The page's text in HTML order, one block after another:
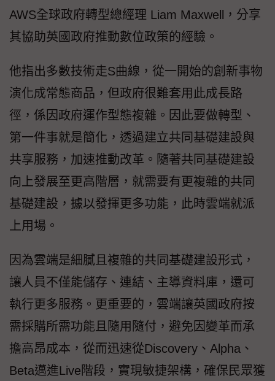
AWS全球政府轉型總經理 Liam Maxwell，分享
其協助英國政府推動數位政策的經驗。
他指出多數技術走S曲線，從一開始的創新事物
演化成常態商品，但政府很難套用此成長路
徑，係因政府運作型態複雜。因此要做轉型、
第一件事就是簡化，透過建立共同基礎建設與
共享服務，加速推動改革。隨著共同基礎建設
向上發展至更高階層，就需要有更複雜的共同
基礎建設，據以發揮更多功能，此時雲端就派
上用場。
因為雲端是細膩且複雜的共同基礎建設形式，
讓人員不僅能儲存、連結、主導資料庫，還可
執行更多服務。更重要的，雲端讓英國政府按
需採購所需功能且隨用隨付，避免因變革而承
擔高昂成本，從而迅速從Discovery、Alpha、
Beta邁進Live階段，實現敏捷架構，確保民眾獲